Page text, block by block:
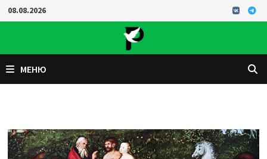
Перейти
к
08.08.2026
МЕНЮ